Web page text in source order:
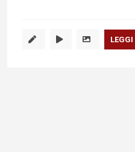
LEGGI